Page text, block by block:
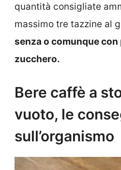
quantità consigliate
massimo tre tazzine al
senza o comunque
zucchero.
Bere caffè a
vuoto, le
sull’organismo